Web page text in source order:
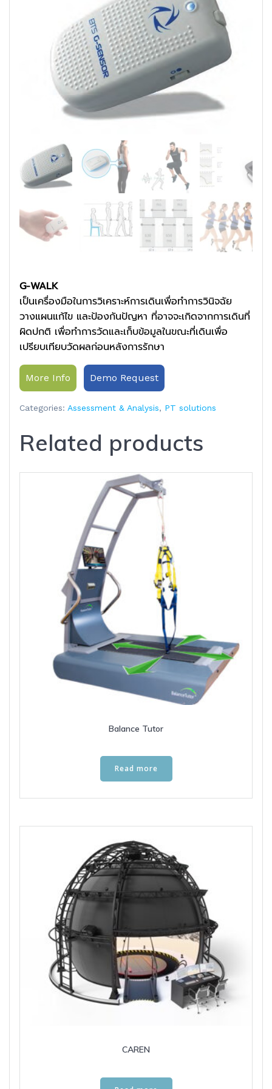
G-WALK
เป็นเครื่องมือในการวิเคราะห์การเดินเพื่อทำการวินิจฉัย
วางแผนแก้ไข และป้องกันปัญหา ที่อาจจะเกิดจากการเดินที่
ผิดปกติ เพื่อทำการวัดและเก็บข้อมูลในขณะที่เดินเพื่อ
เปรียบเทียบวัดผลก่อนหลังการรักษา
More Info Demo Request
Categories: Assessment & Analysis, PT solutions
Related products
Balance Tutor
Read more
CAREN